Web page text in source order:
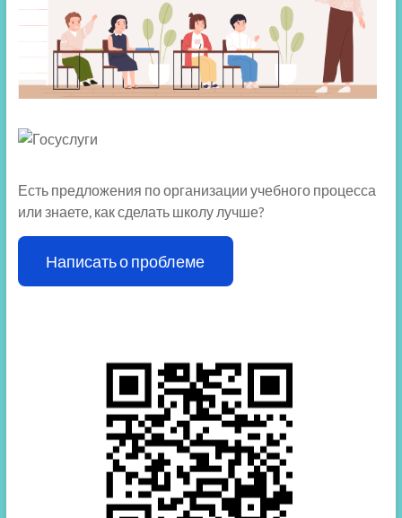
Есть предложения по организации учебного процесса
или знаете, как сделать школу лучше?
Написать о проблеме